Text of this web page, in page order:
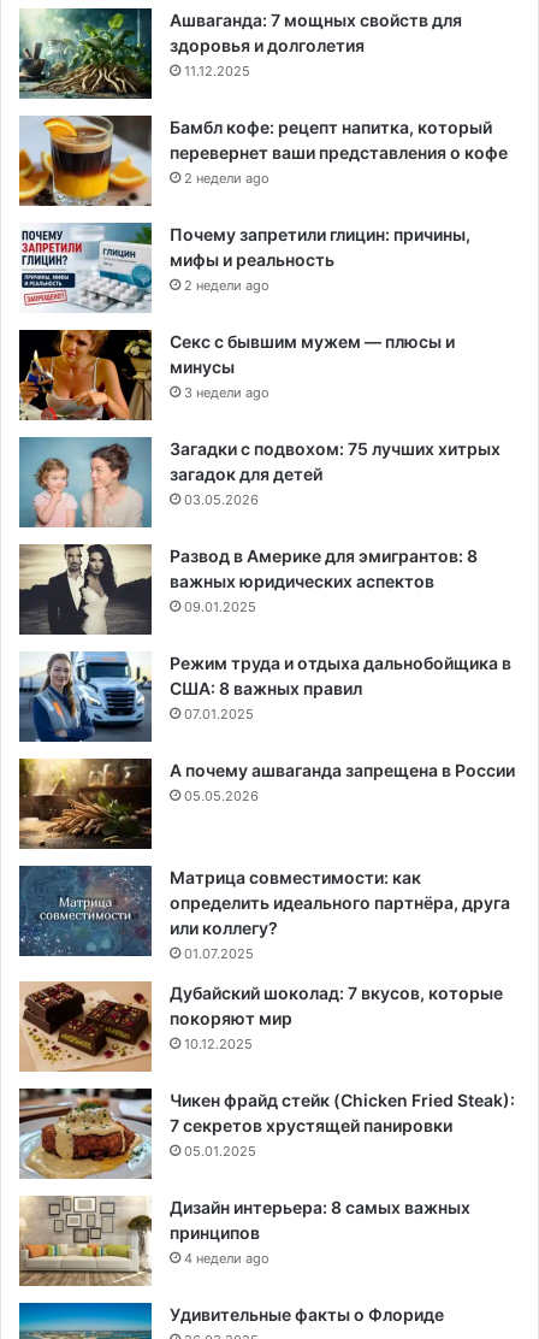
Ашваганда: 7 мощных свойств для
здоровья и долголетия
11.12.2025
Бамбл кофе: рецепт напитка, который
перевернет ваши представления о кофе
2 недели ago
Почему запретили глицин: причины,
мифы и реальность
2 недели ago
Секс с бывшим мужем — плюсы и
минусы
3 недели ago
Загадки с подвохом: 75 лучших хитрых
загадок для детей
03.05.2026
Развод в Америке для эмигрантов: 8
важных юридических аспектов
09.01.2025
Режим труда и отдыха дальнобойщика в
США: 8 важных правил
07.01.2025
А почему ашваганда запрещена в России
05.05.2026
Матрица совместимости: как
определить идеального партнёра, друга
или коллегу?
01.07.2025
Дубайский шоколад: 7 вкусов, которые
покоряют мир
10.12.2025
Чикен фрайд стейк (Chicken Fried Steak):
7 секретов хрустящей панировки
05.01.2025
Дизайн интерьера: 8 самых важных
принципов
4 недели ago
Удивительные факты о Флориде